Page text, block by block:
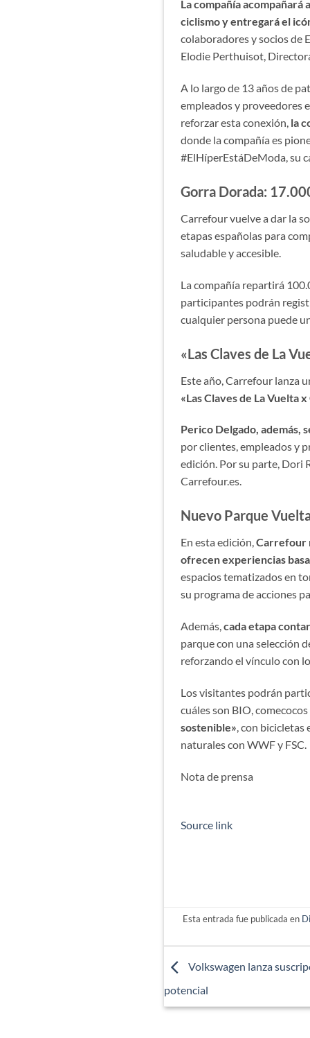
La compañía acompañará
ciclismo y entregará el
colaboradores y socios de
Elodie Perthuisot,
A lo largo de 13 años de
empleados y proveedores
reforzar esta conexión, la
donde la compañía es
#ElHíperEstáDeModa, su
Gorra Dorada:
Carrefour vuelve a dar la
etapas españolas para
saludable y accesible.
La compañía repartirá
participantes podrán
cualquier persona puede
«Las Claves de La
Este año, Carrefour lanza
«Las Claves de La Vuelta
Perico Delgado, además,
por clientes, empleados y
edición. Por su parte, Dori
Carrefour.es.
Nuevo Parque
En esta edición,Carrefour
ofrecen experiencias
espacios tematizados en
su programa de acciones
Además,cada etapa
parque con una selección
reforzando el vínculo con
Los visitantes podrán
cuáles son BIO,
sostenible» , con
naturales con WWF y FSC.
Nota de prensa
Source link
Esta entrada fue publicada en
Volkswagen lanza
potencial